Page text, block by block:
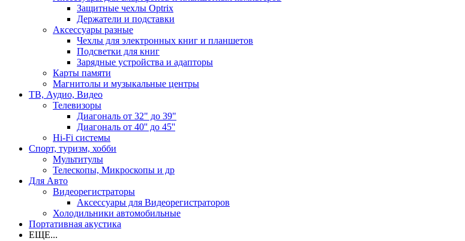
Защитные чехлы Optrix
Держатели и подставки
Аксессуары разные
Чехлы для электронных книг и планшетов
Подсветки для книг
Зарядные устройства и адапторы
Карты памяти
Магнитолы и музыкальные центры
ТВ, Аудио, Видео
Телевизоры
Диагональ от 32" до 39"
Диагональ от 40'' до 45''
Hi-Fi системы
Спорт, туризм, хобби
Мультитулы
Телескопы, Микроскопы и др
Для Авто
Видеорегистраторы
Аксессуары для Видеорегистраторов
Холодильники автомобильные
Портативная акустика
ЕЩЕ...